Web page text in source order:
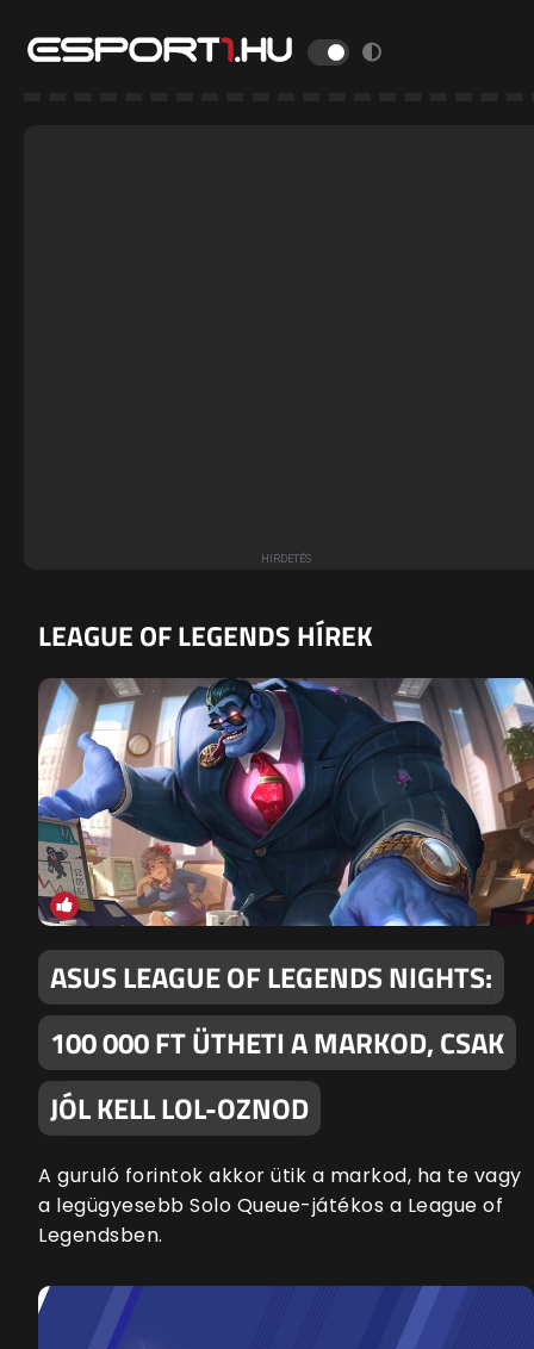
LEAGUE OF LEGENDS HÍREK
ASUS LEAGUE OF LEGENDS NIGHTS:
100 000 FT ÜTHETI A MARKOD, CSAK
JÓL KELL LOL-OZNOD
A guruló forintok akkor ütik a markod, ha te vagy
a legügyesebb Solo Queue-játékos a League of
Legendsben.